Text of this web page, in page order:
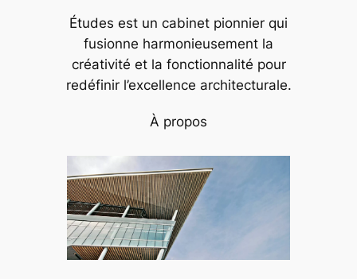
Études est un cabinet pionnier qui
fusionne harmonieusement la
créativité et la fonctionnalité pour
redéfinir l’excellence architecturale.
À propos